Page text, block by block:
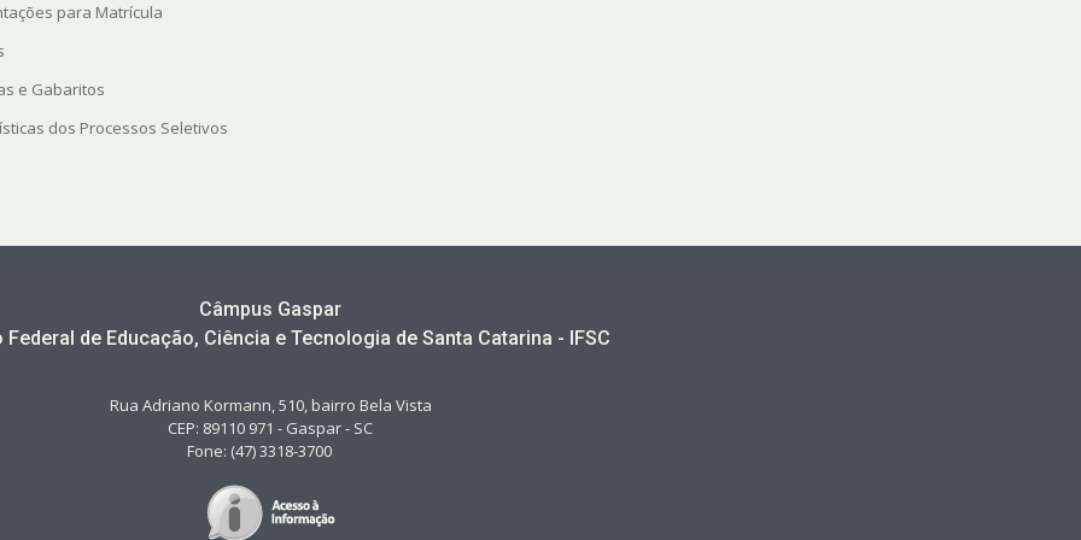
para Matrícula
e Gabaritos
dos Processos Seletivos
Câmpus Gaspar
Federal de Educação, Ciência e Tecnologia de Santa Catarina - IFSC
Rua Adriano Kormann, 510, bairro Bela Vista
CEP: 89110 971 - Gaspar - SC
Fone: (47) 3318-3700